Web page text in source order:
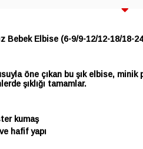
Bebek Elbise (6-9/9-12/12-18/18-
öne çıkan bu şık elbise,
şıklığı tamamlar.
kumaş
hafif yapı